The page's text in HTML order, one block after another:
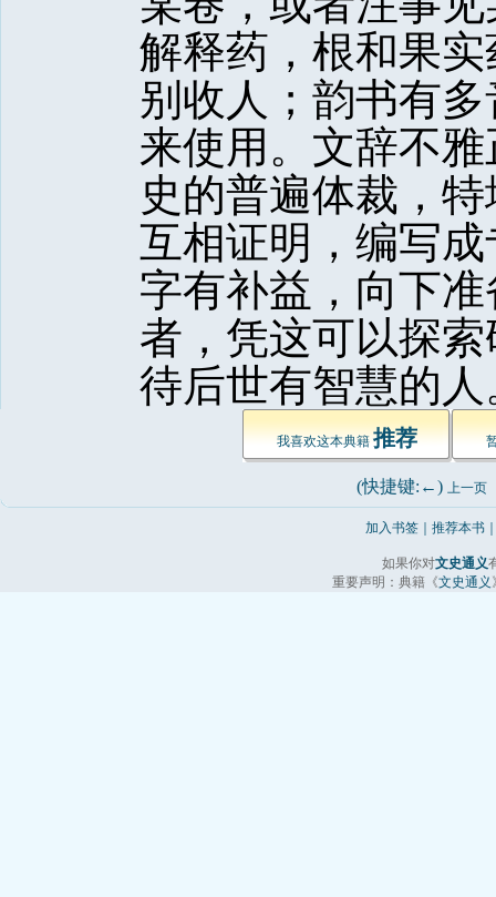
解释药，根和果
别收人；韵书有
来使用。文辞不
史的普遍体裁，
互相证明，编写
字有补益，向下
者，凭这可以探
待后世有智慧的人
我喜欢这本典籍 推荐
(快捷键:←) 上一页
加入书签 推荐本书
如果你对文史通义
重要声明：典籍《文史通义